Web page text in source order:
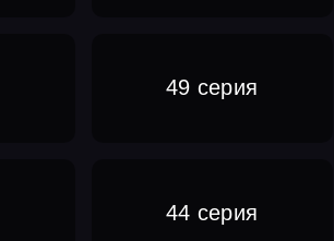
49 серия
44 серия